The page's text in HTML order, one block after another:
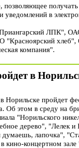
уведомлений в
ЛПК",
компания".
в
пройдет
Об этом в среду на
"Норильского
дерево", "Лелек
лапочка",
концертном